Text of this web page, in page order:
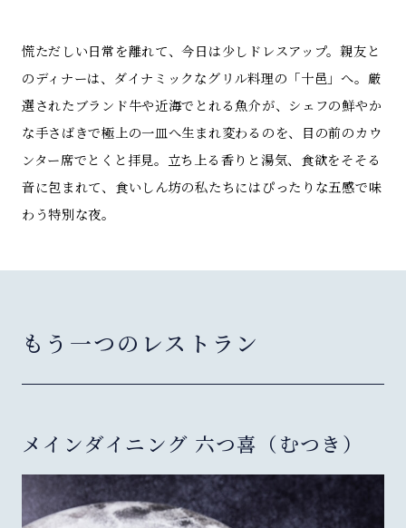
慌ただしい日常を離れて、今日は少しドレスアップ。親友と
のディナーは、ダイナミックなグリル料理の「十邑」へ。厳
選されたブランド牛や近海でとれる魚介が、シェフの鮮やか
な手さばきで極上の一皿へ生まれ変わるのを、目の前のカウ
ンター席でとくと拝見。立ち上る香りと湯気、食欲をそそる
音に包まれて、食いしん坊の私たちにはぴったりな五感で味
わう特別な夜。
もう一つのレストラン
メインダイニング 六つ喜（むつき）